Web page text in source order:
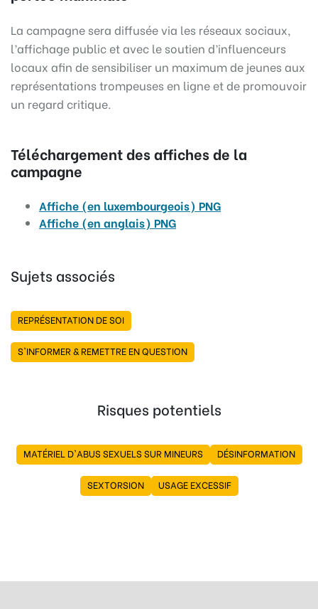
La campagne sera diffusée via les réseaux sociaux,
l’affichage public et avec le soutien d’influenceurs
locaux afin de sensibiliser un maximum de jeunes aux
représentations trompeuses en ligne et de promouvoir
un regard critique.
Téléchargement des affiches de la
campagne
Affiche (en luxembourgeois) PNG
Affiche (en anglais) PNG
Sujets associés
REPRÉSENTATION DE SOI
S'INFORMER & REMETTRE EN QUESTION
Risques potentiels
MATÉRIEL D'ABUS SEXUELS SUR MINEURS DÉSINFORMATION
SEXTORSION USAGE EXCESSIF